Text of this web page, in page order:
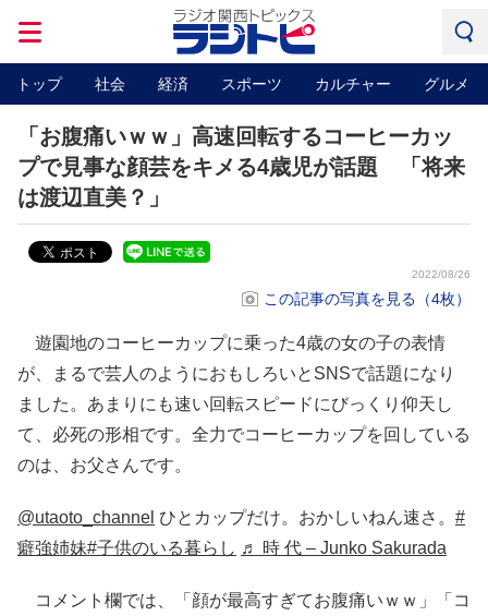
トップ 社会 経済 スポーツ カルチャー グルメ
「お腹痛いｗｗ」高速回転するコーヒーカッ
プで見事な顔芸をキメる4歳児が話題 「将来
は渡辺直美？」
2022/08/26
この記事の写真を見る（4枚）
遊園地のコーヒーカップに乗った4歳の女の子の表情
が、まるで芸人のようにおもしろいとSNSで話題になり
ました。あまりにも速い回転スピードにびっくり仰天し
て、必死の形相です。全力でコーヒーカップを回している
のは、お父さんです。
@utaoto_channel ひとカップだけ。おかしいねん速さ。 #
癖強姉妹#子供のいる暮らし ♬ 時 代 – Junko Sakurada
コメント欄では、「顔が最高すぎてお腹痛いｗｗ」「コ